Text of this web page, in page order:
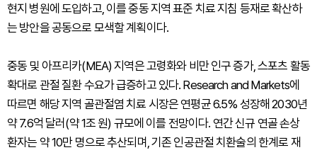
현지 병원에 도입하고, 이를 중동 지역 표준 치료 지침 등재로 확산하
는 방안을 공동으로 모색할 계획이다.
중동 및 아프리카(MEA) 지역은 고령화와 비만 인구 증가, 스포츠 활동
확대로 관절 질환 수요가 급증하고 있다. Research and Markets에
따르면 해당 지역 골관절염 치료 시장은 연평균 6.5% 성장해 2030년
약 7.6억 달러(약 1조 원) 규모에 이를 전망이다. 연간 신규 연골 손상
환자는 약 10만 명으로 추산되며, 기존 인공관절 치환술의 한계로 재